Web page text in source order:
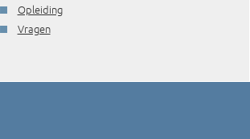
Opleiding
Vragen